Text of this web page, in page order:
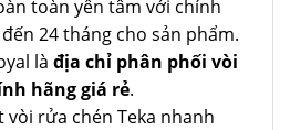
toàn yên tâm với chính
24 tháng cho sản phẩm.
là địa chỉ phân phối vòi
hãng giá rẻ.
vòi rửa chén Teka nhanh